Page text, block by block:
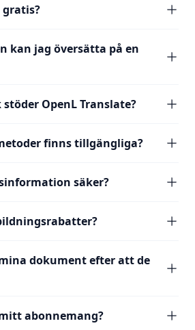
gratis?
kan jag översätta på en
OpenL Translate?
finns tillgängliga?
säker?
dokument efter att de
abonnemang?